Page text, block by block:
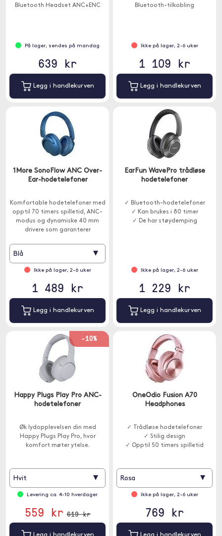
Bluetooth Headset ANC+ENC
På lager, sendes på mandag
639 kr
Legg i handlekurven
Bluetooth-tilkobling
Ikke på lager, 2-6 uker
1 109 kr
Legg i handlekurven
1More SonoFlow ANC Over-
Ear-hodetelefoner
Komfortable hodetelefoner med
opptil 70 timers spilletid, ANC-
modus og dynamiske 40 mm
drivere som garanterer
støyreduksjonsteknologien.
Blå ▾
Ikke på lager, 2-6 uker
1 489 kr
Legg i handlekurven
EarFun WavePro trådløse
hodetelefoner
✓ Bluetooth-hodetelefoner
✓ Kan brukes i 80 timer
✓ De har støydemping
Ikke på lager, 2-6 uker
1 229 kr
Legg i handlekurven
-10%
Happy Plugs Play Pro ANC-
hodetelefoner
Øk lydopplevelsen din med
Happy Plugs Play Pro, hvor
komfort møter ytelse.
Hvit ▾
Levering ca. 4-10 hverdager
559 kr 619 kr
OneOdio Fusion A70
Headphones
✓ Trådløse hodetelefoner
✓ Stilig design
✓ Opptil 50 timers spilletid
Rosa ▾
Ikke på lager, 2-6 uker
769 kr